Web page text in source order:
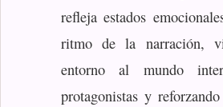
refleja estados
ritmo de la narración,
entorno al mundo
protagonistas y